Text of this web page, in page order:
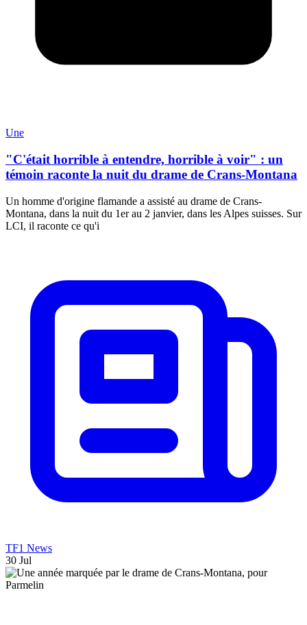
Une
"C'était horrible à entendre, horrible à voir" : un
témoin raconte la nuit du drame de Crans-Montana
Un homme d'origine flamande a assisté au drame de Crans-
Montana, dans la nuit du 1er au 2 janvier, dans les Alpes suisses. Sur
LCI, il raconte ce qu'i
TF1 News
30 Jul